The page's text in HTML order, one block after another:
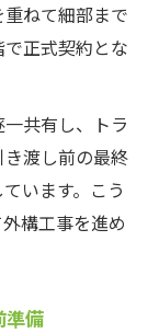
ねて細部まで
正式契約とな
共有し、トラ
渡し前の最終
います。こう
構工事を進め
準備